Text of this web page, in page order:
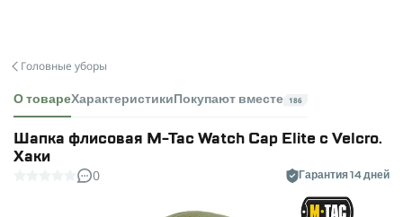
Головные уборы
О товареХарактеристики Покупают вместе 186
Шапка флисовая M-Tac Watch Cap Elite с Velcro.
Хаки
0 Гарантия 14 дней